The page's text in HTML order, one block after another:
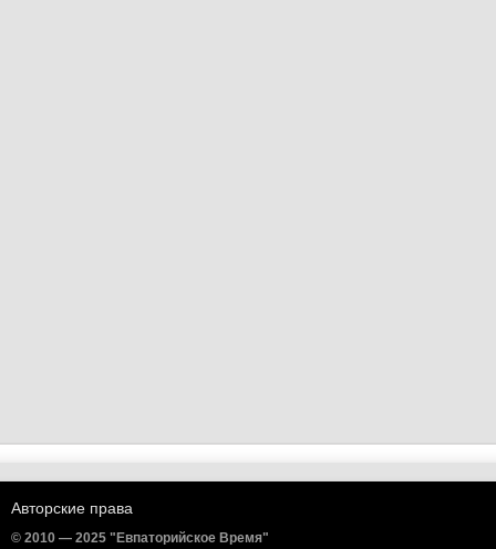
Авторские права
© 2010 — 2025 "Евпаторийское Время"